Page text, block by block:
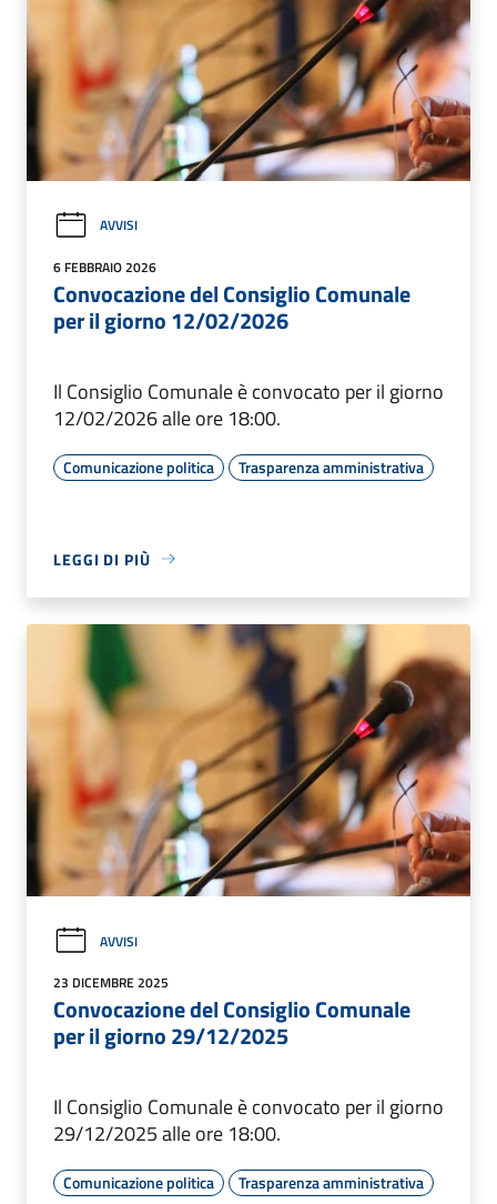
AVVISI
6 FEBBRAIO 2026
Convocazione del Consiglio Comunale
per il giorno 12/02/2026
Il Consiglio Comunale è convocato per il giorno
12/02/2026 alle ore 18:00.
Comunicazione politica Trasparenza amministrativa
LEGGI DI PIÙ
AVVISI
23 DICEMBRE 2025
Convocazione del Consiglio Comunale
per il giorno 29/12/2025
Il Consiglio Comunale è convocato per il giorno
29/12/2025 alle ore 18:00.
Comunicazione politica Trasparenza amministrativa